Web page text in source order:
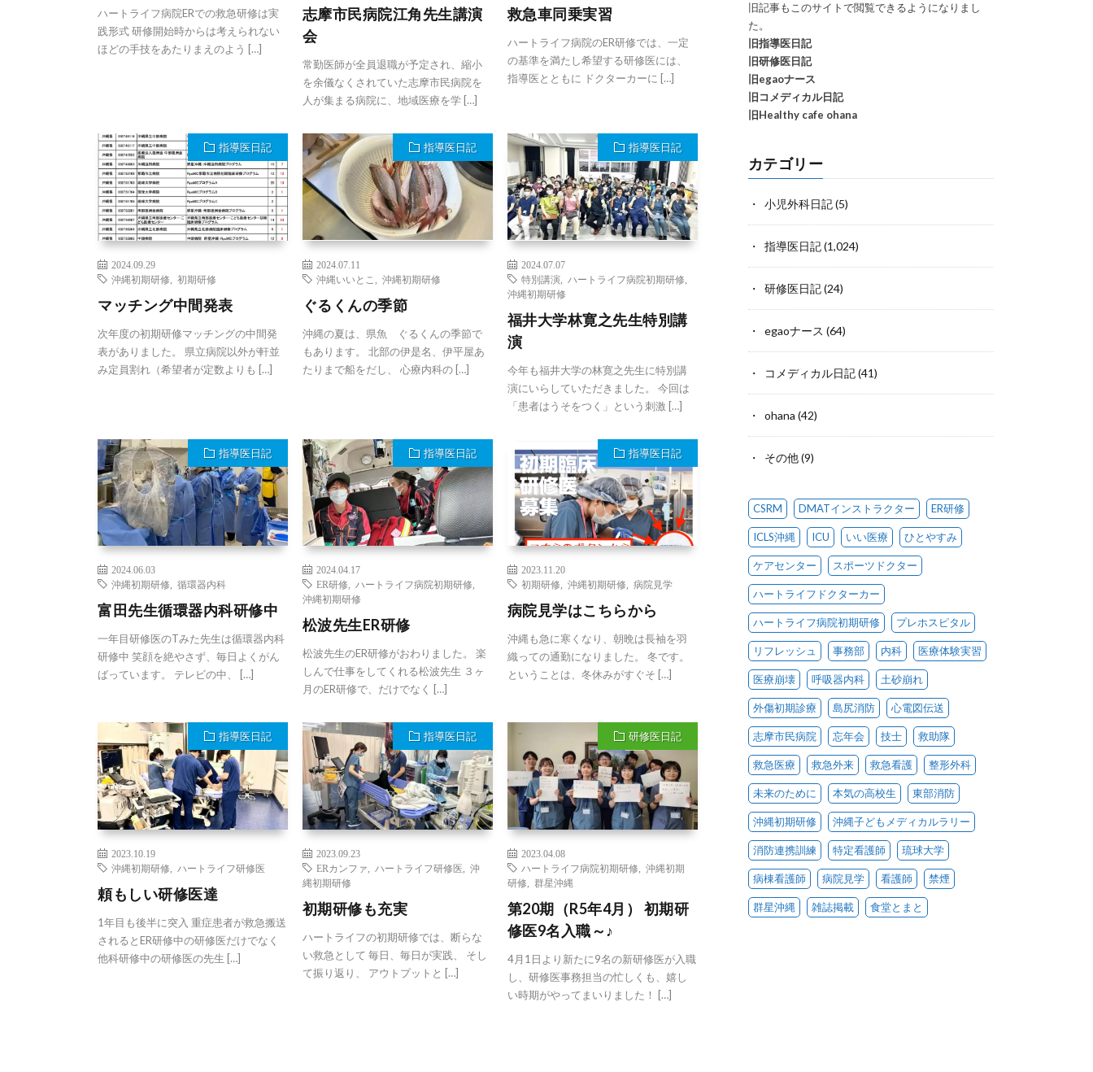
ハートライフ病院ERでの救急研修は実
践形式 研修開始時からは考えられない
ほどの手技をあたりまえのよう […]
志摩市民病院江角先生講演
会
常勤医師が全員退職が予定され、縮小
を余儀なくされていた志摩市民病院を
人が集まる病院に、地域医療を学 […]
救急車同乗実習
ハートライフ病院のER研修では、一定
の基準を満たし希望する研修医には、
指導医とともに ドクターカーに […]
指導医日記
2024.09.29
沖縄初期研修
初期研修
マッチング中間発表
次年度の初期研修マッチングの中間発
表がありました。 県立病院以外が軒並
み定員割れ（希望者が定数よりも […]
指導医日記
2024.07.11
沖縄いいとこ
沖縄初期研修
ぐるくんの季節
沖縄の夏は、県魚 ぐるくんの季節で
もあります。 北部の伊是名、伊平屋あ
たりまで船をだし、 心療内科の […]
指導医日記
2024.07.07
特別講演, ハートライフ病院初期研修
沖縄初期研修
福井大学林寛之先生特別講
演
今年も福井大学の林寛之先生に特別講
演にいらしていただきました。 今回は
「患者はうそをつく」という刺激 […]
指導医日記
2024.06.03
沖縄初期研修
循環器内科
富田先生循環器内科研修中
一年目研修医のTみた先生は循環器内科
研修中 笑顔を絶やさず、毎日よくがん
ばっています。 テレビの中、 […]
指導医日記
2024.04.17
ER研修
ハートライフ病院初期研修
沖縄初期研修
松波先生ER研修
松波先生のER研修がおわりました。 楽
しんで仕事をしてくれる松波先生 ３ヶ
月のER研修で、だけでなく […]
指導医日記
2023.11.20
初期研修
沖縄初期研修 病院見学
病院見学はこちらから
沖縄も急に寒くなり、朝晩は長袖を羽
織っての通勤になりました。 冬です。
ということは、冬休みがすぐそ […]
指導医日記
2023.10.19
沖縄初期研修
ハートライフ研修医
頼もしい研修医達
1年目も後半に突入 重症患者が救急搬送
されるとER研修中の研修医だけでなく
他科研修中の研修医の先生 […]
指導医日記
2023.09.23
ERカンファ
ハートライフ研修医
沖
縄初期研修
初期研修も充実
ハートライフの初期研修では、断らな
い救急として 毎日、毎日が実践、 そし
て振り返り、 アウトプットと […]
研修医日記
2023.04.08
ハートライフ病院初期研修
沖縄初期
研修
群星沖縄
第20期（R5年4月） 初期研
修医9名入職～♪
4月1日より新たに9名の新研修医が入職
し、研修医事務担当の忙しくも、嬉し
い時期がやってまいりました！ […]
旧記事もこのサイトで閲覧できるようになりまし
た。
旧指導医日記
旧研修医日記
旧egaoナース
旧コメディカル日記
旧Healthy cafe ohana
カテゴリー
小児外科日記(5)
指導医日記(1,024)
研修医日記(24)
egaoナース (64)
コメディカル日記(41)
ohana (42)
その他(9)
CSRM DMATインストラクター ER研修
ICLS沖縄 ICU いい医療 ひとやすみ
ケアセンター スポーツドクター
ハートライフドクターカー
ハートライフ病院初期研修 プレホスピタル
リフレッシュ 事務部 内科 医療体験実習
医療崩壊 呼吸器内科 土砂崩れ
外傷初期診療 島尻消防 心電図伝送
志摩市民病院 忘年会 技士 救助隊
救急医療 救急外来 救急看護 整形外科
未来のために 本気の高校生 東部消防
沖縄初期研修 沖縄子どもメディカルラリー
消防連携訓練 特定看護師 琉球大学
病棟看護師 病院見学 看護師 禁煙
群星沖縄 雑誌掲載 食堂とまと